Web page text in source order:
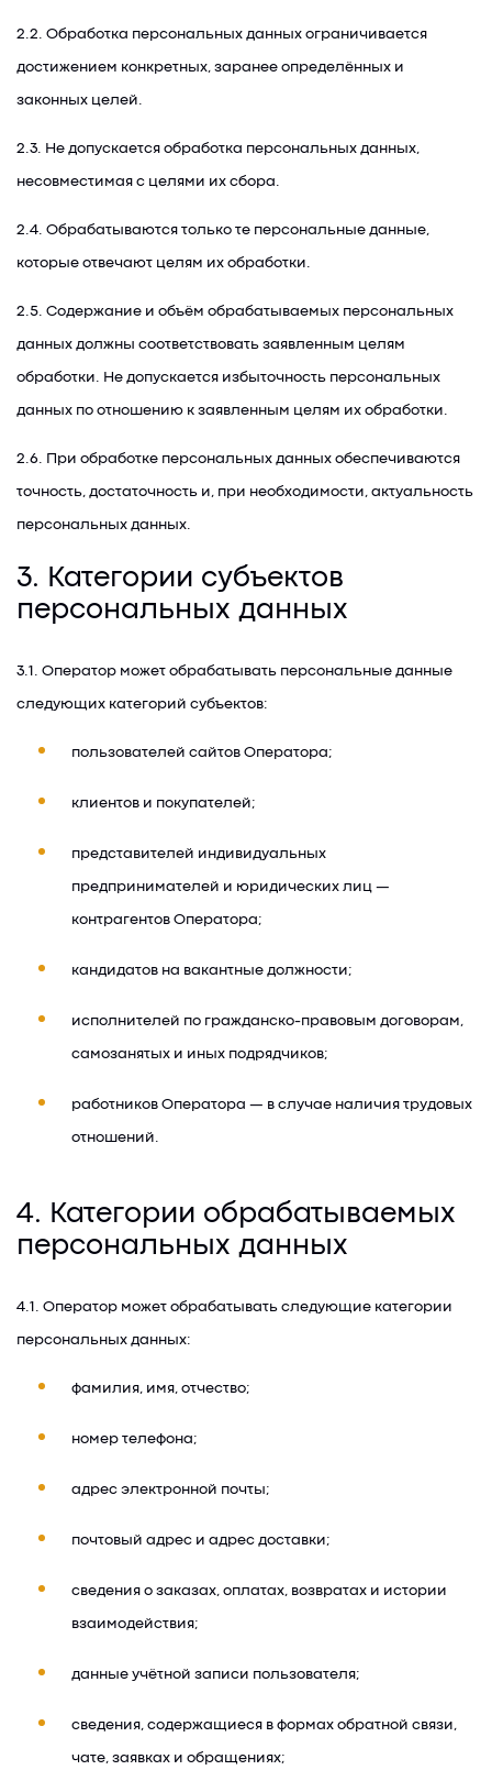
2.2. Обработка персональных данных ограничивается
достижением конкретных, заранее определённых и
законных целей.
2.3. Не допускается обработка персональных данных,
несовместимая с целями их сбора.
2.4. Обрабатываются только те персональные данные,
которые отвечают целям их обработки.
2.5. Содержание и объём обрабатываемых персональных
данных должны соответствовать заявленным целям
обработки. Не допускается избыточность персональных
данных по отношению к заявленным целям их обработки.
2.6. При обработке персональных данных обеспечиваются
точность, достаточность и, при необходимости, актуальность
персональных данных.
3. Категории субъектов
персональных данных
3.1. Оператор может обрабатывать персональные данные
следующих категорий субъектов:
пользователей сайтов Оператора;
клиентов и покупателей;
представителей индивидуальных
предпринимателей и юридических лиц —
контрагентов Оператора;
кандидатов на вакантные должности;
исполнителей по гражданско-правовым договорам,
самозанятых и иных подрядчиков;
работников Оператора — в случае наличия трудовых
отношений.
4. Категории обрабатываемых
персональных данных
4.1. Оператор может обрабатывать следующие категории
персональных данных:
фамилия, имя, отчество;
номер телефона;
адрес электронной почты;
почтовый адрес и адрес доставки;
сведения о заказах, оплатах, возвратах и истории
взаимодействия;
данные учётной записи пользователя;
сведения, содержащиеся в формах обратной связи,
чате, заявках и обращениях;